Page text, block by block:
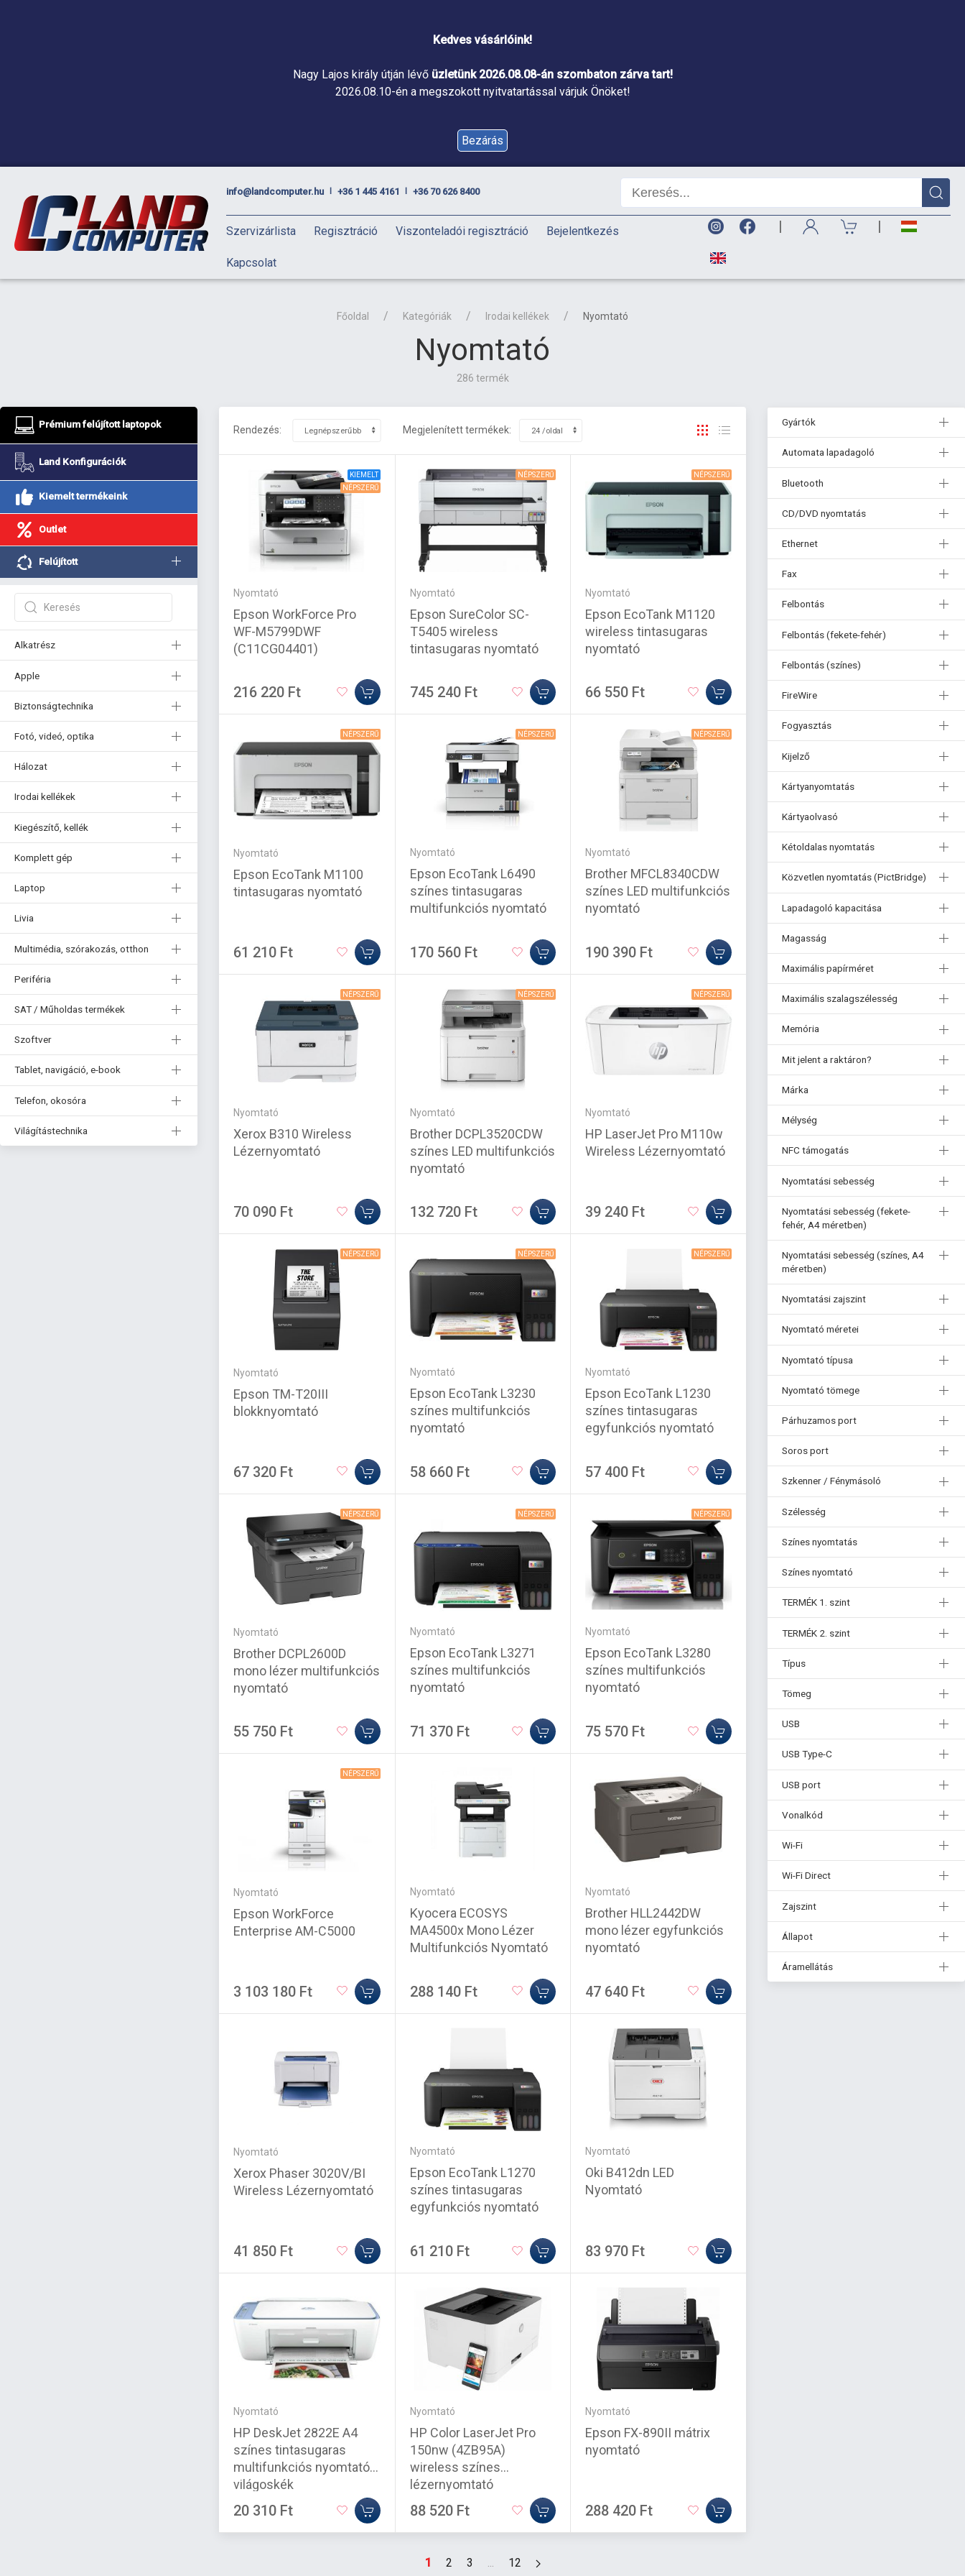
Kedves vásárlóink!
Nagy Lajos király útján lévő üzletünk 2026.08.08-án szombaton zárva tart!
2026.08.10-én a megszokott nyitvatartással várjuk Önöket!
Bezárás
info@landcomputer.hu +36 1 445 4161 +36 70 626 8400
Szervizárlista Regisztráció Viszonteladói regisztráció Bejelentkezés
Kapcsolat
| |
Főoldal Kategóriák Irodai kellékek Nyomtató
Nyomtató
286 termék
Prémium felújított laptopok
Land Konfigurációk
Kiemelt termékeink
Outlet
Felújított
Alkatrész
Apple
Biztonságtechnika
Fotó, videó, optika
Hálozat
Irodai kellékek
Kiegészítő, kellék
Komplett gép
Laptop
Livia
Multimédia, szórakozás, otthon
Periféria
SAT / Műholdas termékek
Szoftver
Tablet, navigáció, e-book
Telefon, okosóra
Világítástechnika
Rendezés: Megjelenített termékek:
KIEMELT
NÉPSZERŰ
Nyomtató
Epson WorkForce Pro
WF-M5799DWF
(C11CG04401)
216 220 Ft
NÉPSZERŰ
Nyomtató
Epson SureColor SC-
T5405 wireless
tintasugaras nyomtató
745 240 Ft
NÉPSZERŰ
Nyomtató
Epson EcoTank M1120
wireless tintasugaras
nyomtató
66 550 Ft
NÉPSZERŰ
Nyomtató
Epson EcoTank M1100
tintasugaras nyomtató
61 210 Ft
NÉPSZERŰ
Nyomtató
Epson EcoTank L6490
színes tintasugaras
multifunkciós nyomtató
170 560 Ft
NÉPSZERŰ
Nyomtató
Brother MFCL8340CDW
színes LED multifunkciós
nyomtató
190 390 Ft
NÉPSZERŰ
Nyomtató
Xerox B310 Wireless
Lézernyomtató
70 090 Ft
NÉPSZERŰ
Nyomtató
Brother DCPL3520CDW
színes LED multifunkciós
nyomtató
132 720 Ft
NÉPSZERŰ
Nyomtató
HP LaserJet Pro M110w
Wireless Lézernyomtató
39 240 Ft
NÉPSZERŰ
Nyomtató
Epson TM-T20III
blokknyomtató
67 320 Ft
NÉPSZERŰ
Nyomtató
Epson EcoTank L3230
színes multifunkciós
nyomtató
58 660 Ft
NÉPSZERŰ
Nyomtató
Epson EcoTank L1230
színes tintasugaras
egyfunkciós nyomtató
57 400 Ft
NÉPSZERŰ
Nyomtató
Brother DCPL2600D
mono lézer multifunkciós
nyomtató
55 750 Ft
NÉPSZERŰ
Nyomtató
Epson EcoTank L3271
színes multifunkciós
nyomtató
71 370 Ft
NÉPSZERŰ
Nyomtató
Epson EcoTank L3280
színes multifunkciós
nyomtató
75 570 Ft
NÉPSZERŰ
Nyomtató
Epson WorkForce
Enterprise AM-C5000
3 103 180 Ft
Nyomtató
Kyocera ECOSYS
MA4500x Mono Lézer
Multifunkciós Nyomtató
288 140 Ft
Nyomtató
Brother HLL2442DW
mono lézer egyfunkciós
nyomtató
47 640 Ft
Nyomtató
Xerox Phaser 3020V/BI
Wireless Lézernyomtató
41 850 Ft
Nyomtató
Epson EcoTank L1270
színes tintasugaras
egyfunkciós nyomtató
61 210 Ft
Nyomtató
Oki B412dn LED
Nyomtató
83 970 Ft
Nyomtató
HP DeskJet 2822E A4
színes tintasugaras
multifunkciós nyomtató
világoskék
20 310 Ft
Nyomtató
HP Color LaserJet Pro
150nw (4ZB95A)
wireless színes
lézernyomtató
88 520 Ft
Nyomtató
Epson FX-890II mátrix
nyomtató
288 420 Ft
1 2 3 ... 12
Gyártók
Automata lapadagoló
Bluetooth
CD/DVD nyomtatás
Ethernet
Fax
Felbontás
Felbontás (fekete-fehér)
Felbontás (színes)
FireWire
Fogyasztás
Kijelző
Kártyanyomtatás
Kártyaolvasó
Kétoldalas nyomtatás
Közvetlen nyomtatás (PictBridge)
Lapadagoló kapacitása
Magasság
Maximális papírméret
Maximális szalagszélesség
Memória
Mit jelent a raktáron?
Márka
Mélység
NFC támogatás
Nyomtatási sebesség
Nyomtatási sebesség (fekete-
fehér, A4 méretben)
Nyomtatási sebesség (színes, A4
méretben)
Nyomtatási zajszint
Nyomtató méretei
Nyomtató típusa
Nyomtató tömege
Párhuzamos port
Soros port
Szkenner / Fénymásoló
Szélesség
Színes nyomtatás
Színes nyomtató
TERMÉK 1. szint
TERMÉK 2. szint
Típus
Tömeg
USB
USB Type-C
USB port
Vonalkód
Wi-Fi
Wi-Fi Direct
Zajszint
Állapot
Áramellátás